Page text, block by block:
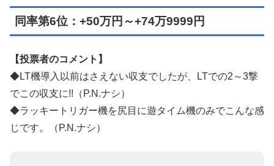
同率第6位：+50万円～+74万9999円
【投票者のコメント】
◆LT機導入以前はさえない収支でしたが、LTでの2～3撃
でこの収支に!!（P.N.ナシ）
◆ラッキートリガー機を尻目に遊タイム機のみでこんな感
じです。（P.N.ナシ）